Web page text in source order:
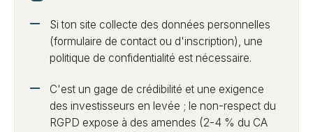
Si ton site collecte des données personnelles
(formulaire de contact ou d'inscription), une
politique de confidentialité est nécessaire.
C'est un gage de crédibilité et une exigence
des investisseurs en levée ; le non-respect du
RGPD expose à des amendes (2-4 % du CA